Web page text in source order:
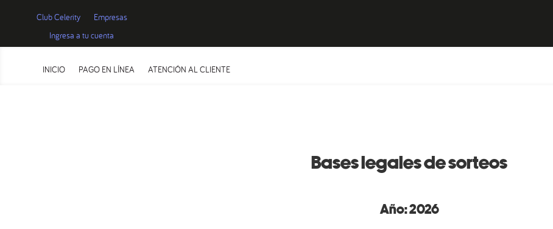
Club Celerity
Empresas
Ingresa a tu cuenta
INICIO PAGO EN LÍNEA ATENCIÓN AL CLIENTE
Bases legales de sorteos
Año:2026